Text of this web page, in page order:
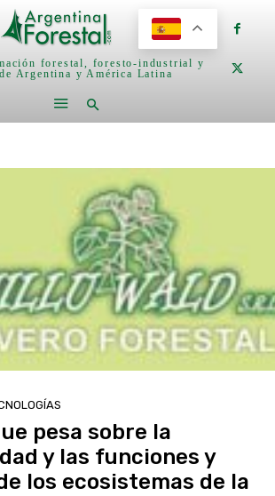
forestal, foresto-industrial y
Argentina y América Latina
pesa sobre la
y las funciones y
los ecosistemas de la